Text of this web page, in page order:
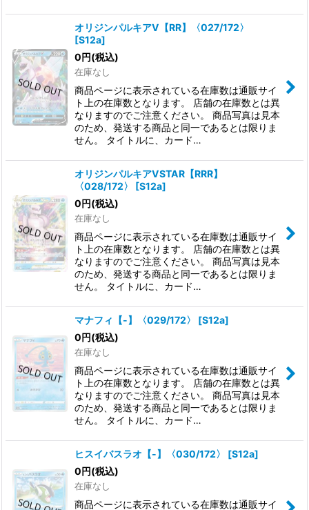
オリジンパルキアV【RR】〈027/172〉
[S12a]
0円(税込)
在庫なし
商品ページに表示されている在庫数は通販サイ
ト上の在庫数となります。 店舗の在庫数とは異
なりますのでご注意ください。 商品写真は見本
のため、発送する商品と同一であるとは限りま
せん。 タイトルに、カード…
オリジンパルキアVSTAR【RRR】
〈028/172〉
[S12a]
0円(税込)
在庫なし
商品ページに表示されている在庫数は通販サイ
ト上の在庫数となります。 店舗の在庫数とは異
なりますのでご注意ください。 商品写真は見本
のため、発送する商品と同一であるとは限りま
せん。 タイトルに、カード…
マナフィ【-】〈029/172〉 [S12a]
0円(税込)
在庫なし
商品ページに表示されている在庫数は通販サイ
ト上の在庫数となります。 店舗の在庫数とは異
なりますのでご注意ください。 商品写真は見本
のため、発送する商品と同一であるとは限りま
せん。 タイトルに、カード…
ヒスイバスラオ【-】〈030/172〉 [S12a]
0円(税込)
在庫なし
商品ページに表示されている在庫数は通販サイ